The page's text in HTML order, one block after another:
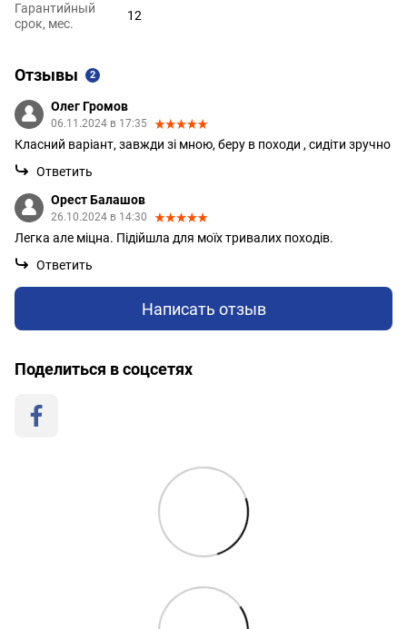
Гарантийный
срок, мес.
12
Отзывы 2
Олег Громов
06.11.2024 в 17:35
Класний варіант, завжди зі мною, беру в походи , сидіти зручно
Ответить
Орест Балашов
26.10.2024 в 14:30
Легка але міцна. Підійшла для моїх тривалих походів.
Ответить
Написать отзыв
Поделиться в соцсетях